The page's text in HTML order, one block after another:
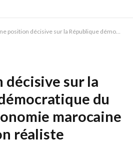
décisive sur la République démocratique du Congo : l’autonomie marocaine est la solution réaliste
décisive sur la
du
marocaine
réaliste